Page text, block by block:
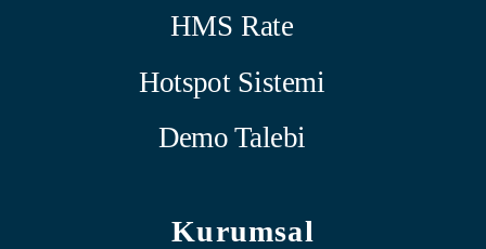
HMS Rate
Hotspot Sistemi
Demo Talebi
Kurumsal